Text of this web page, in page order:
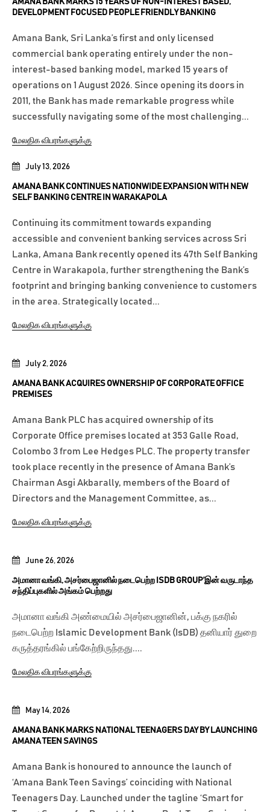
May 14, 2026
AMANA BANK MARKS NATIONAL TEENAGERS DAY BY LAUNCHING
AMANA TEEN SAVINGS
Amana Bank is honoured to announce the launch of
‘Amana Bank Teen Savings’ coinciding with National
Teenagers Day. Launched under the tagline ‘Smart for
June 26, 2026
அமானா வங்கி, அசர்பைஜானில் நடைபெற்ற ISDB GROUP’இன் வருடாந்த
சந்திப்புகளில் அங்கம் பெற்றது
அமானா வங்கி அண்மையில் அசர்பைஜானின், பக்கு நகரில்
நடைபெற்ற Islamic Development Bank (IsDB) தனியார் துறை
கருத்தரங்கில் பங்கேற்றிருந்தது....
மேலதிக விபரங்களுக்கு
July 2, 2026
AMANA BANK ACQUIRES OWNERSHIP OF CORPORATE OFFICE
PREMISES
Amana Bank PLC has acquired ownership of its
Corporate Office premises located at 353 Galle Road,
Colombo 3 from Lee Hedges PLC. The property transfer
took place recently in the presence of Amana Bank’s
Chairman Asgi Akbarally, members of the Board of
Directors and the Management Committee, as...
மேலதிக விபரங்களுக்கு
July 13, 2026
AMANA BANK CONTINUES NATIONWIDE EXPANSION WITH NEW
SELF BANKING CENTRE IN WARAKAPOLA
Continuing its commitment towards expanding
accessible and convenient banking services across Sri
Lanka, Amana Bank recently opened its 47th Self Banking
Centre in Warakapola, further strengthening the Bank’s
footprint and bringing banking convenience to customers
in the area. Strategically located...
மேலதிக விபரங்களுக்கு
AMÃNA BANK MARKS 15 YEARS OF NON-INTEREST BASED,
DEVELOPMENT FOCUSED PEOPLE FRIENDLY BANKING
Amana Bank, Sri Lanka’s first and only licensed
commercial bank operating entirely under the non-
interest-based banking model, marked 15 years of
operations on 1 August 2026. Since opening its doors in
2011, the Bank has made remarkable progress while
successfully navigating some of the most challenging...
மேலதிக விபரங்களுக்கு